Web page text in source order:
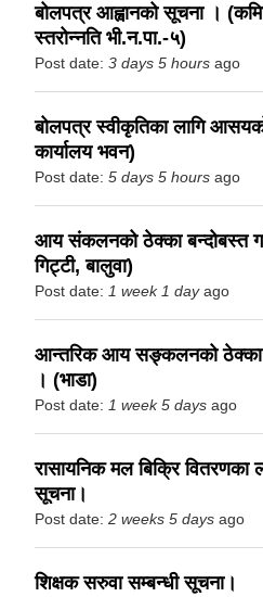
बोलपत्र आह्वानको सूचना ।
स्तरोन्नति भी.न.पा.-५)
Post date: 3 days 5 hours ago
बोलपत्र स्वीकृतिका लागि
कार्यालय भवन)
Post date: 5 days 5 hours ago
आय संकलनको ठेक्का बन्दोबस्त
गिट्टी, बालुवा)
Post date: 1 week 1 dayago
आन्तरिक आय सङ्कलनको ठेक्का
। (भाडा)
Post date: 1 week 5 days ago
रासायनिक मल बिक्रि वितरणका
सूचना।
Post date: 2 weeks 5 days ago
शिक्षक सरुवा सम्बन्धी सूचना।